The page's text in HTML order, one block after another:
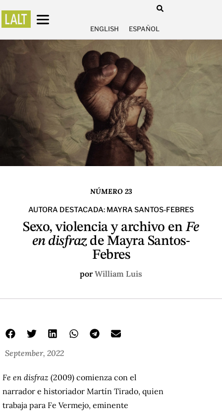
ENGLISH ESPAÑOL
NÚMERO 23
AUTORA DESTACADA: MAYRA SANTOS-FEBRES
Sexo, violencia y archivo enFe
en disfrazde Mayra Santos-
Febres
porWilliam Luis
September, 2022
Fe en disfraz (2009) comienza con el
narrador e historiador Martín Tirado, quien
trabaja para Fe Vermejo, eminente